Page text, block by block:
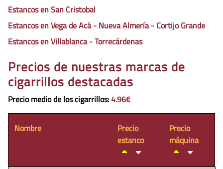
Estancos en San Cristobal
Estancos en Vega de Acá - Nueva Almería - Cortijo Grande
Estancos en Villablanca - Torrecárdenas
Precios de nuestras marcas de
cigarrillos destacadas
Precio medio de los cigarrillos:4.96€
Nombre
Precio
estanco
Precio
máquina